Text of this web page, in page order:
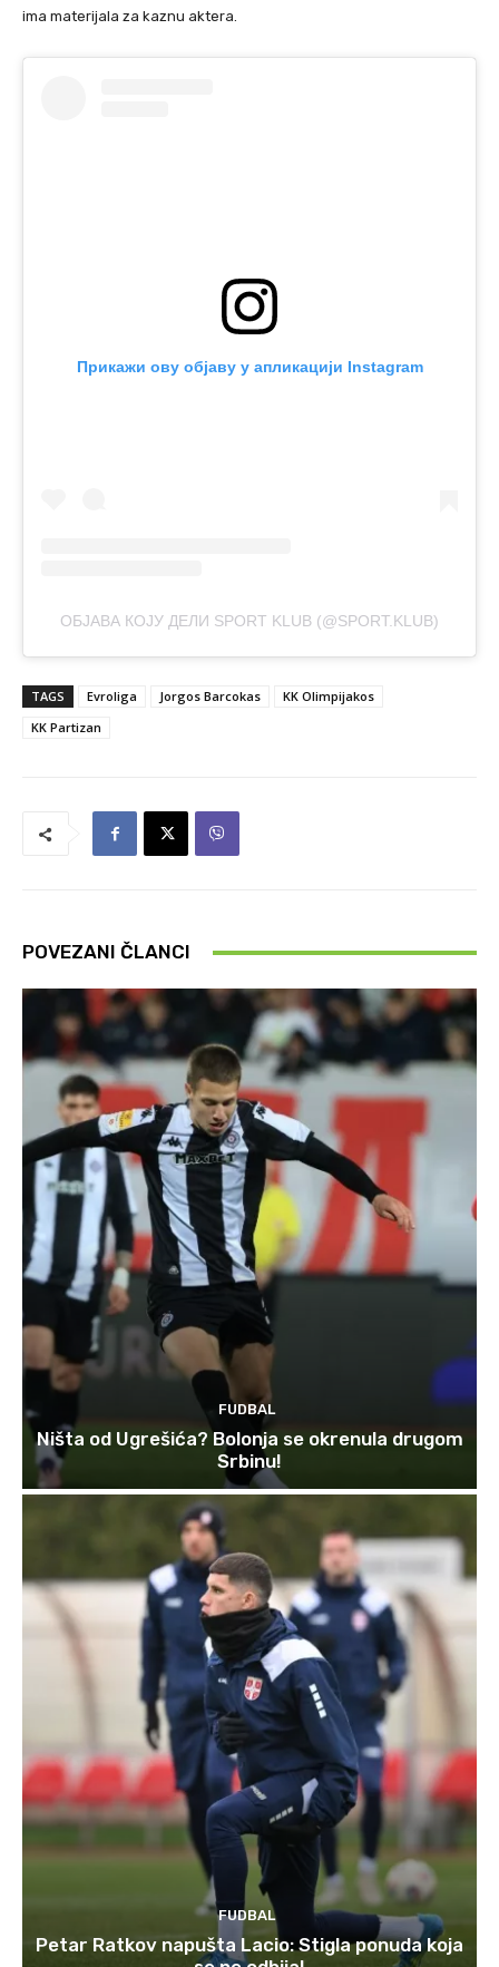
ima materijala za kaznu aktera.
Прикажи ову објаву у апликацији Instagram
ОБЈАВА КОЈУ ДЕЛИ SPORT KLUB (@SPORT.KLUB)
TAGS Evroliga Jorgos Barcokas
KK Olimpijakos
KK Partizan
POVEZANI ČLANCI
FUDBAL
Ništa od Ugrešića? Bolonja se okrenula drugom
Srbinu!
FUDBAL
Petar Ratkov napušta Lacio: Stigla ponuda koja